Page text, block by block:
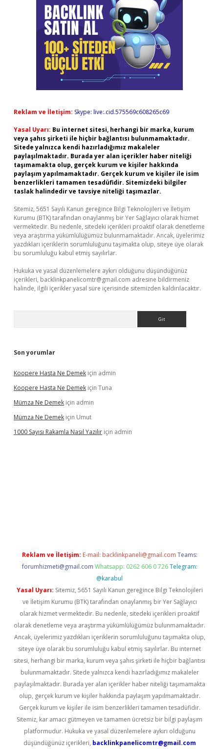
Reklam ve İletişim: Skype: live:.cid.575569c608265c69
Yasal Uyarı: Bu internet sitesi, herhangi bir marka, kurum
veya şahıs şirketi ile hiçbir bağlantısı bulunmamaktadır.
Sitede yalnızca kendi hazırladığımız makaleler
paylaşılmaktadır. Burada yer alan içerikler haber niteliği
taşımamakta olup, gerçek kurum ve kişiler hakkında
paylaşım yapılmamaktadır. Gerçek kurum ve kişiler ile isim
benzerlikleri tamamen tesadüfidir. Sitemizdeki bilgiler
taslak halindedir ve tavsiye niteliği taşımazlar.
Sitemiz, 5651 Sayılı Kanun gereğince Bilgi Teknolojileri ve İletişim
Kurumu (BTK) tarafından onaylanmış bir Yer Sağlayıcı olarak hizmet
vermektedir. Bu nedenle, sitedeki içerikleri proaktif olarak denetleme
veya araştırma yükümlülüğümüz bulunmamaktadır. Ancak, üyelerimiz
yazdıkları içeriklerin sorumluluğunu taşımakta olup, siteye üye olarak
bu sorumluluğu kabul etmiş sayılırlar.
Hukuka ve yasal düzenlemelere aykırı olduğunu düşündüğünüz
içerikleri, backlinkpanelicomtr@gmail.com adresine bildirmeniz
halinde, ilgili içerikler yasal süre içerisinde sitemizden kaldırılacaktır.
Son yorumlar
Koopere Hasta Ne Demek için admin
Koopere Hasta Ne Demek için Tuna
Mümza Ne Demek için admin
Mümza Ne Demek için Umut
1000 Sayısı Rakamla Nasıl Yazılır için admin
Reklam ve İletişim: E-mail: backlinkpaneli@gmail.com Teams:
forumhizmeti@gmail.com Whatsapp: 0262 606 0 726 Telegram:
@karabul
Yasal Uyarı: Sitemiz, 5651 Sayılı Kanun gereğince Bilgi Teknolojileri
ve İletişim Kurumu (BTK) tarafından onaylanmış bir Yer Sağlayıcı
olarak hizmet vermektedir. Bu nedenle, sitedeki içerikleri proaktif
olarak denetleme veya araştırma yükümlülüğümüz bulunmamaktadır.
Ancak, üyelerimiz yazdıkları içeriklerin sorumluluğunu taşımakta olup,
siteye üye olarak bu sorumluluğu kabul etmiş sayılırlar. Bu internet
sitesi, herhangi bir marka, kurum veya şahıs şirketi ile hiçbir bağlantısı
bulunmamaktadır. Sitede yalnızca kendi hazırladığımız makaleler
paylaşılmaktadır. Burada yer alan içerikler haber niteliği taşımamakta
olup, gerçek kurum ve kişiler hakkında paylaşım yapılmamaktadır.
Gerçek kurum ve kişiler ile isim benzerlikleri tamamen tesadüfidir.
Sitemiz, kar amacı gütmeyen ve tamamen ücretsiz bir bilgi paylaşım
platformudur. Hukuka ve yasal düzenlemelere aykırı olduğunu
düşündüğünüz içerikleri, backlinkpanelicomtr@gmail.com